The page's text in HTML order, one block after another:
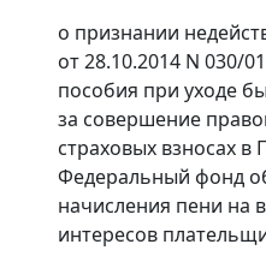
о признании
от 28.10.2014 N 030/
пособия при уходе
за совершение
страховых взносах
Федеральный фонд
начисления пени на
интересов